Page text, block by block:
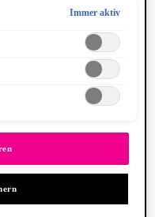
dem Link "Cookie-
Immer aktiv